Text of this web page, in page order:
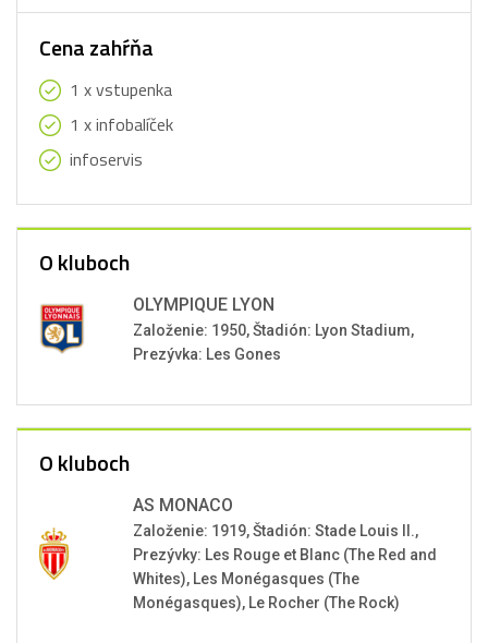
Cena zahŕňa
1 x vstupenka
1 x infobalíček
infoservis
O kluboch
OLYMPIQUE LYON
Založenie: 1950, Štadión: Lyon Stadium,
Prezývka: Les Gones
O kluboch
AS MONACO
Založenie: 1919, Štadión: Stade Louis II.,
Prezývky: Les Rouge et Blanc (The Red and
Whites), Les Monégasques (The
Monégasques), Le Rocher (The Rock)